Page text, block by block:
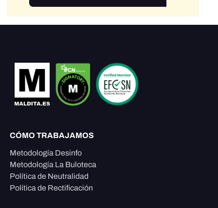
CÓMO TRABAJAMOS
Metodología Desinfo
Metodología La Buloteca
Política de Neutralidad
Política de Rectificación